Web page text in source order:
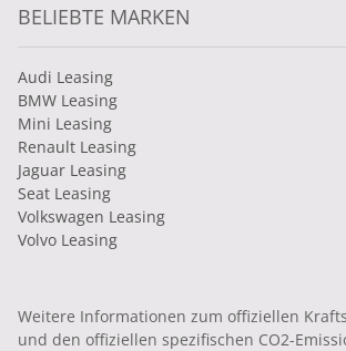
BELIEBTE MARKEN
Audi Leasing
BMW Leasing
Mini Leasing
Renault Leasing
Jaguar Leasing
Seat Leasing
Volkswagen Leasing
Volvo Leasing
Weitere Informationen zum offiziellen
und den offiziellen spezifischen CO2-